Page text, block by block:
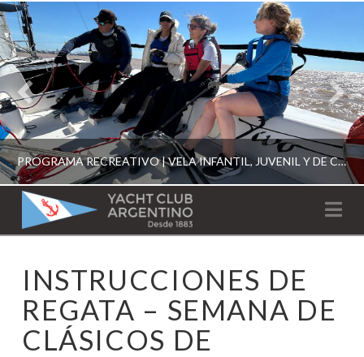
PROGRAMA RECREATIVO | VELA INFANTIL, JUVENIL Y DE CRUCERO 2026
ESCUELA RECREATIVA 2026
YACHT
CLUB
ARGENTINO
INSTRUCCIONES DE
REGATA – SEMANA DE
CLÁSICOS DE